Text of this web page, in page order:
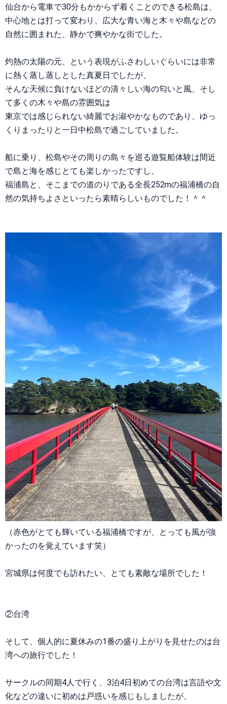
仙台から電車で30分もかからず着くことのできる松島は、
中心地とは打って変わり、広大な青い海と木々や島などの
自然に囲まれた、静かで爽やかな街でした。
灼熱の太陽の元、という表現がふさわしいぐらいには非常
に熱く蒸し蒸しとした真夏日でしたが、
そんな天候に負けないほどの清々しい海の匂いと風、そし
て多くの木々や島の雰囲気は
東京では感じられない綺麗でお淑やかなものであり、ゆっ
くりまったりと一日中松島で過ごしていました。
船に乗り、松島やその周りの島々を巡る遊覧船体験は間近
で島と海を感じとても楽しかったですし、
福浦島と、そこまでの道のりである全長252mの福浦橋の自
然の気持ちよさといったら素晴らしいものでした！＾＾
（赤色がとても輝いている福浦橋ですが、とっても風が強
かったのを覚えています笑）
宮城県は何度でも訪れたい、とても素敵な場所でした！
②台湾
そして、個人的に夏休みの1番の盛り上がりを見せたのは台
湾への旅行でした！
サークルの同期4人で行く、3泊4日初めての台湾は言語や文
化などの違いに初めは戸惑いを感じもしましたが、